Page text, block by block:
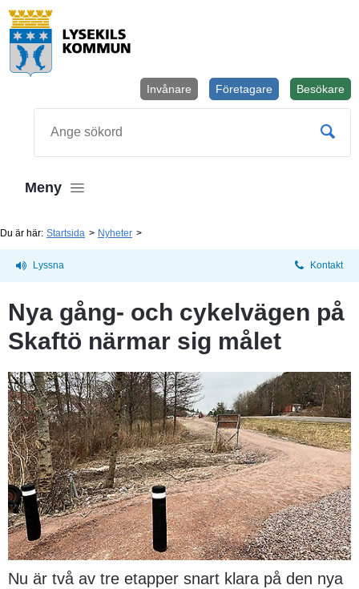
Besökare
Företagare
Invånare
Meny
Du är här: Startsida Nyheter
Lyssna Kontakt
Nya gång- och cykelvägen på
Skaftö närmar sig målet
Nu är två av tre etapper snart klara på den nya